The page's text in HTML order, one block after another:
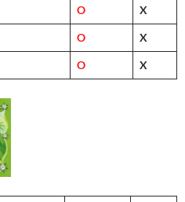
O X
O X
O X